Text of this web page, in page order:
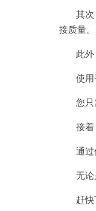
其次，
接质量。
此外，
使用
您只需
接着，
通过使
无论是
赶快下